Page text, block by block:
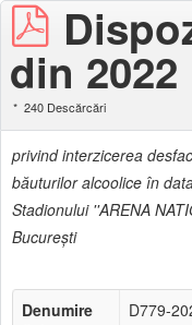
din 2022
240 Descărcări
privind interzicerea
băuturilor alcoolice în
Stadionului ''ARENA
Bucureşti
Denumire
D779-